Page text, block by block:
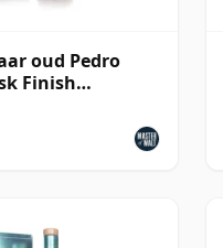
oud Pedro
Finish